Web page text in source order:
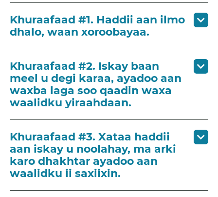
Khuraafaad #1. Haddii aan ilmo
dhalo, waan xoroobayaa.
Khuraafaad #2. Iskay baan
meel u degi karaa, ayadoo aan
waxba laga soo qaadin waxa
waalidku yiraahdaan.
Khuraafaad #3. Xataa haddii
aan iskay u noolahay, ma arki
karo dhakhtar ayadoo aan
waalidku ii saxiixin.